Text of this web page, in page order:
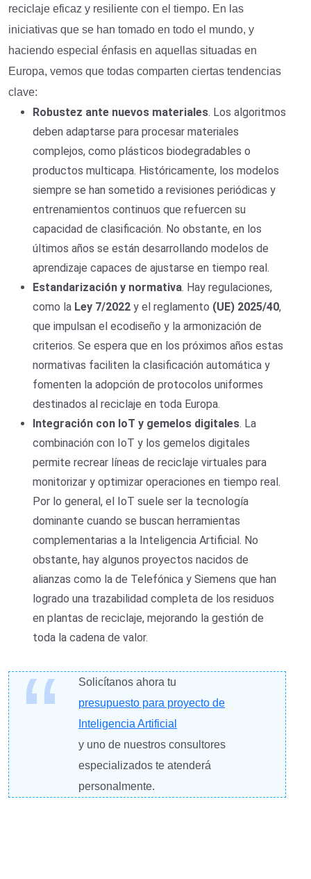
reciclaje eficaz y resiliente con el tiempo. En las
iniciativas que se han tomado en todo el mundo, y
haciendo especial énfasis en aquellas situadas en
Europa, vemos que todas comparten ciertas tendencias
clave:
Robustez ante nuevos materiales. Los algoritmos
deben adaptarse para procesar materiales
complejos, como plásticos biodegradables o
productos multicapa. Históricamente, los modelos
siempre se han sometido a revisiones periódicas y
entrenamientos continuos que refuercen su
capacidad de clasificación. No obstante, en los
últimos años se están desarrollando modelos de
aprendizaje capaces de ajustarse en tiempo real.
Estandarización y normativa. Hay regulaciones,
como la Ley 7/2022 y el reglamento (UE) 2025/40,
que impulsan el ecodiseño y la armonización de
criterios. Se espera que en los próximos años estas
normativas faciliten la clasificación automática y
fomenten la adopción de protocolos uniformes
destinados al reciclaje en toda Europa.
Integración con IoT y gemelos digitales. La
combinación con IoT y los gemelos digitales
permite recrear líneas de reciclaje virtuales para
monitorizar y optimizar operaciones en tiempo real.
Por lo general, el IoT suele ser la tecnología
dominante cuando se buscan herramientas
complementarias a la Inteligencia Artificial. No
obstante, hay algunos proyectos nacidos de
alianzas como la de Telefónica y Siemens que han
logrado una trazabilidad completa de los residuos
en plantas de reciclaje, mejorando la gestión de
toda la cadena de valor.
Solicítanos ahora tu
presupuesto para proyecto de
Inteligencia Artificial
y uno de nuestros consultores
especializados te atenderá
personalmente.